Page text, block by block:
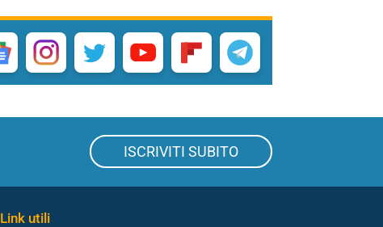
ISCRIVITI SUBITO
Link utili